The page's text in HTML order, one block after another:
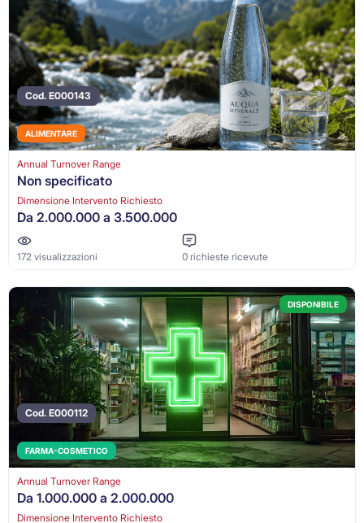
Cod. E000143
ALIMENTARE
Annual Turnover Range
Non specificato
Dimensione Intervento Richiesto
Da 2.000.000 a 3.500.000
172 visualizzazioni 0 richieste ricevute
DISPONIBILE
Cod. E000112
FARMA-COSMETICO
Annual Turnover Range
Da 1.000.000 a 2.000.000
Dimensione Intervento Richiesto